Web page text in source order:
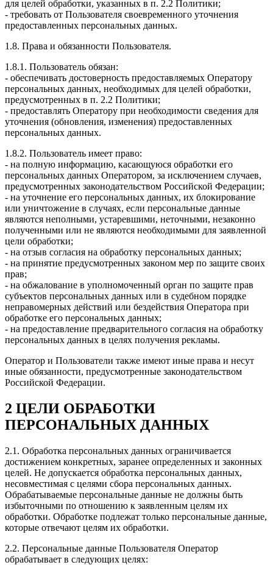
для целей обработки, указанных в п. 2.2 Политики;
- требовать от Пользователя своевременного уточнения
предоставленных персональных данных.
1.8. Права и обязанности Пользователя.
1.8.1. Пользователь обязан:
- обеспечивать достоверность предоставляемых Оператору
персональных данных, необходимых для целей обработки,
предусмотренных в п. 2.2 Политики;
- предоставлять Оператору при необходимости сведения для
уточнения (обновления, изменения) предоставленных
персональных данных.
1.8.2. Пользователь имеет право:
- на полную информацию, касающуюся обработки его
персональных данных Оператором, за исключением случаев,
предусмотренных законодательством Российской Федерации;
- на уточнение его персональных данных, их блокирование
или уничтожение в случаях, если персональные данные
являются неполными, устаревшими, неточными, незаконно
полученными или не являются необходимыми для заявленной
цели обработки;
- на отзыв согласия на обработку персональных данных;
- на принятие предусмотренных законом мер по защите своих
прав;
- на обжалование в уполномоченный орган по защите прав
субъектов персональных данных или в судебном порядке
неправомерных действий или бездействия Оператора при
обработке его персональных данных;
- на предоставление предварительного согласия на обработку
персональных данных в целях получения рекламы.
Оператор и Пользователи также имеют иные права и несут
иные обязанности, предусмотренные законодательством
Российской Федерации.
2 ЦЕЛИ ОБРАБОТКИ
ПЕРСОНАЛЬНЫХ ДАННЫХ
2.1. Обработка персональных данных ограничивается
достижением конкретных, заранее определенных и законных
целей. Не допускается обработка персональных данных,
несовместимая с целями сбора персональных данных.
Обрабатываемые персональные данные не должны быть
избыточными по отношению к заявленным целям их
обработки. Обработке подлежат только персональные данные,
которые отвечают целям их обработки.
2.2. Персональные данные Пользователя Оператор
обрабатывает в следующих целях: